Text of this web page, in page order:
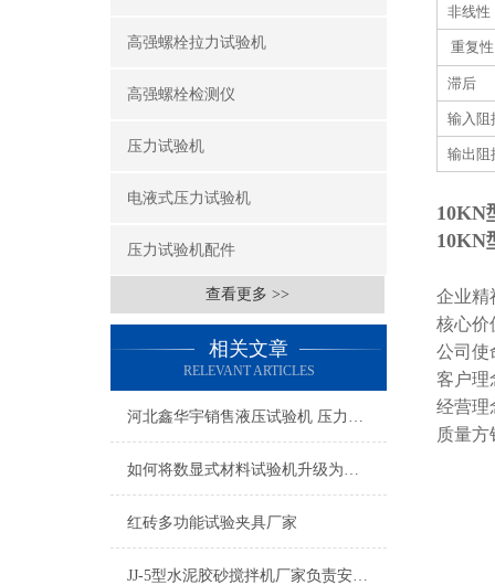
高强螺栓拉力试验机
高强螺栓检测仪
压力试验机
电液式压力试验机
压力试验机配件
查看更多 >>
相关文章
RELEVANT ARTICLES
河北鑫华宇销售液压试验机 压力试验机配件
如何将数显式材料试验机升级为微机伺服材料试验机
红砖多功能试验夹具厂家
JJ-5型水泥胶砂搅拌机厂家负责安装调试
非线
重
滞后
输入
输出
10KN
10KN
企业精
核心价
公司使
客户理
经营理
质量